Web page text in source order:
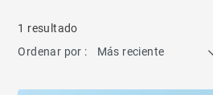
1 resultado
Ordenar por :
Más reciente